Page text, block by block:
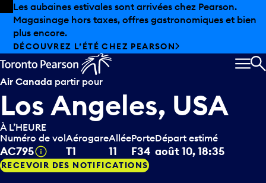
Skip to offers
Passer au contenu principal
Les aubaines estivales sont arrivées chez Pearson.
Magasinage hors taxes, offres gastronomiques et bien
plus encore.
DÉCOUVREZ L’ÉTÉ CHEZ PEARSON
Air Canada partir pour
Los Angeles, USA
À L’HEURE
Numéro de vol
AC795 Infobulle
Aérogare
T1
Allée
11
Porte
F34
Départ estimé
août 10, 18:35
RECEVOIR DES NOTIFICATIONS